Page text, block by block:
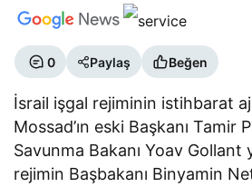
0 Paylaş Beğen
İsrail işgal rejiminin istihbarat
Mossad’ın eski Başkanı Tamir
Savunma Bakanı Yoav Gollant
rejimin Başbakanı Binyamin